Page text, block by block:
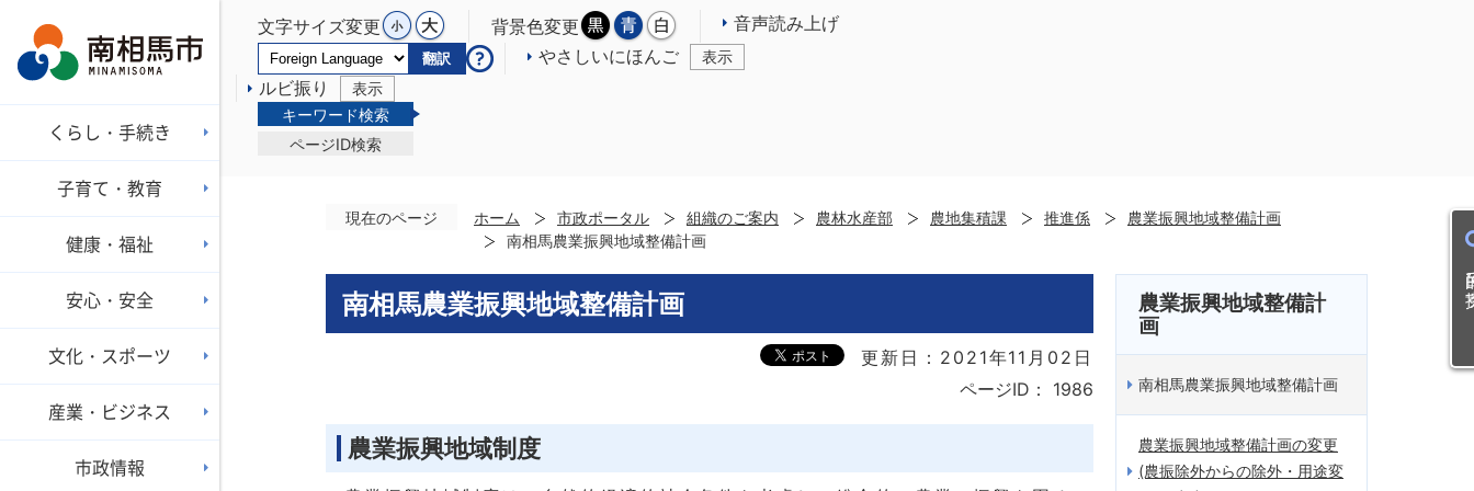
文字サイズ変更 背景色変更 音声読み上げ
翻訳 やさしいにほんご 表示
ルビ振り
表示
キーワード検索
ページID検索
くらし・手続き
子育て・教育
健康・福祉
安心・安全
文化・スポーツ
産業・ビジネス
市政情報
目
現在のページ ホーム 市政ポータル 組織のご案内 農林水産部 農地集積課 推進係
農業振興地域整備計画
南相馬農業振興地域整備計画
南相馬農業振興地域整備計画
更新日：2021年11月02日
ページID：
1986
農業振興地域制度
農業振興地域整備計
画
南相馬農業振興地域整備計画
農業振興地域整備計画の変更
(農振除外からの除外・用途変